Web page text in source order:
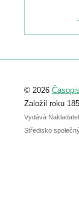
Podrobnější
https://
Registrovat
abstraktu
posteru je
© 2026
Založil roku
Vydává
Středisko